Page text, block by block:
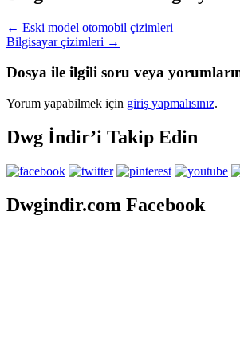
← Eski model otomobil çizimleri
Bilgisayar çizimleri →
Dosya ile ilgili soru veya
Yorum yapabilmek için giriş yapmalısınız.
Dwg İndir’i Takip Edin
Dwgindir.com Facebook